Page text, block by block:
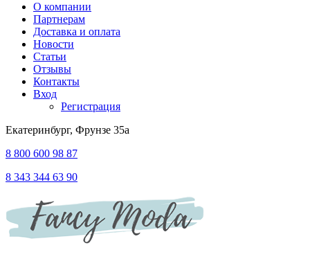
О компании
Партнерам
Доставка и оплата
Новости
Статьи
Отзывы
Контакты
Вход
Регистрация
Екатеринбург, Фрунзе 35а
8 800 600 98 87
8 343 344 63 90